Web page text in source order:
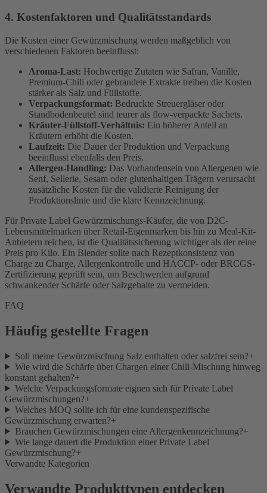
4. Kostenfaktoren und Qualitätsstandards
Die Kosten einer Gewürzmischung werden maßgeblich von
verschiedenen Faktoren beeinflusst:
Aroma-Last: Hochwertige Zutaten wie Safran, Vanille,
Premium-Chili oder gebrandete Extrakte treiben die Kosten
stärker als Salz und Füllstoffe.
Verpackungsformat: Bedruckte Streuergläser oder
Standbodenbeutel sind teurer als flow-verpackte Sachets.
Kräuter-Füllstoff-Verhältnis: Ein höherer Anteil an
Kräutern erhöht die Kosten.
Laufzeit: Die Dauer der Produktion und Verpackung
beeinflusst ebenfalls den Preis.
Allergen-Handling: Das Vorhandensein von Allergenen wie
Senf, Sellerie, Sesam oder glutenhaltigen Trägern verursacht
zusätzliche Kosten für die validierte Reinigung der
Produktionslinie und die klare Kennzeichnung.
Für Private Label Gewürzmischungs-Käufer, die von D2C-
Lebensmittelmarken über Retail-Eigenmarken bis hin zu Meal-Kit-
Anbietern reichen, ist die Qualitätssicherung wichtiger als der reine
Preis pro Kilo. Ein Blender sollte nach Rezeptkonsistenz von
Charge zu Charge, Allergenkontrolle und HACCP- oder BRCGS-
Zertifizierung geprüft sein, um Beschwerden aufgrund
schwankender Schärfe oder Salzgehalte zu vermeiden.
FAQ
Häufig gestellte Fragen
Soll meine Gewürzmischung Salz enthalten oder salzfrei sein?+
Wie wird die Schärfe über Chargen einer Chili-Mischung hinweg
konstant gehalten?+
Welche Verpackungsformate eignen sich für Private Label
Gewürzmischungen?+
Welches MOQ sollte ich für eine kundenspezifische
Gewürzmischung erwarten?+
Brauchen Gewürzmischungen eine Allergenkennzeichnung?+
Wie lange dauert die Produktion einer Private Label
Gewürzmischung?+
Verwandte Kategorien
Verwandte Produkttypen entdecken